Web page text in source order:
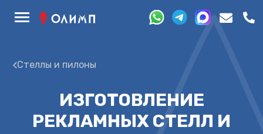
Стеллы и пилоны
ИЗГОТОВЛЕНИЕ
РЕКЛАМНЫХ СТЕЛЛ И